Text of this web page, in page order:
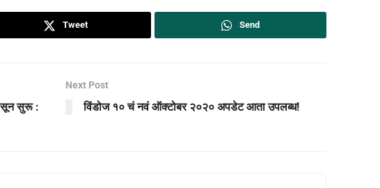
Tweet Send
सुरू :
Next Post
विंडोज १० चं नवं ऑक्टोबर २०२० अपडेट आता उपलब्ध!